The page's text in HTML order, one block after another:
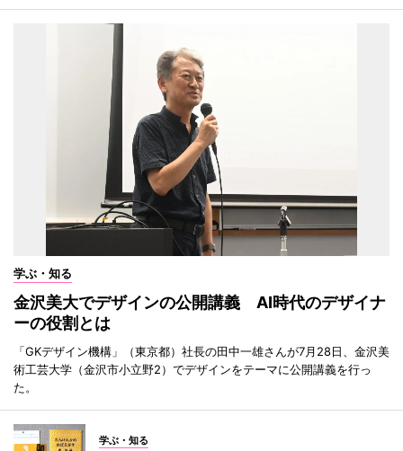
学ぶ・知る
金沢美大でデザインの公開講義 AI時代のデザイナ
ーの役割とは
「GKデザイン機構」（東京都）社長の田中一雄さんが7月28日、金沢美
術工芸大学（金沢市小立野2）でデザインをテーマに公開講義を行っ
た。
学ぶ・知る